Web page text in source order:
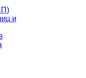
и